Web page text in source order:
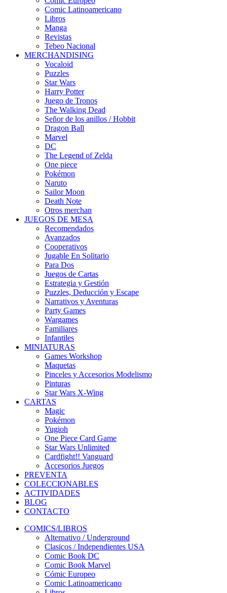
Comic Latinoamericano
Libros
Manga
Revistas
Tebeo Nacional
MERCHANDISING
Vocaloid
Puzzles
Star Wars
Harry Potter
Juego de Tronos
The Walking Dead
Señor de los anillos / Hobbit
Dragon Ball
Marvel
DC
The Legend of Zelda
One piece
Pokémon
Naruto
Sailor Moon
Death Note
Otros merchan
JUEGOS DE MESA
Recomendados
Avanzados
Cooperativos
Jugable En Solitario
Para Dos
Juegos de Cartas
Estrategia y Gestión
Puzzles, Deducción y Escape
Narrativos y Aventuras
Party Games
Wargames
Familiares
Infantiles
MINIATURAS
Games Workshop
Maquetas
Pinceles y Accesorios Modelismo
Pinturas
Star Wars X-Wing
CARTAS
Magic
Pokémon
Yugioh
One Piece Card Game
Star Wars Unlimited
Cardfight!! Vanguard
Accesorios Juegos
PREVENTA
COLECCIONABLES
ACTIVIDADES
BLOG
CONTACTO
COMICS/LIBROS
Alternativo / Underground
Clasicos / Independientes USA
Comic Book DC
Comic Book Marvel
Cómic Europeo
Comic Latinoamericano